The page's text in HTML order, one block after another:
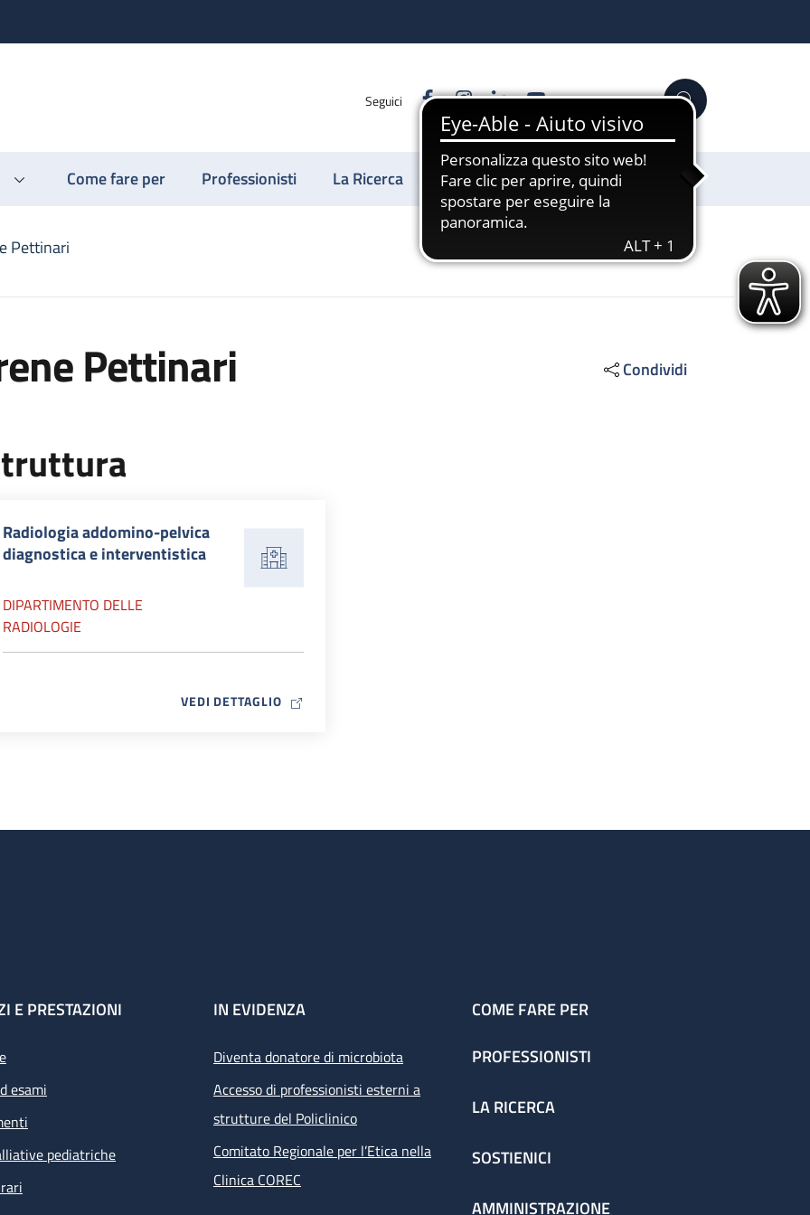
Seguici FacebookInstagram
LinkedinYouTube Cerca
Come fare per Professionisti La Ricerca Sostienici
Pettinari
Pettinari Condividi
Radiologia addomino-pelvica
diagnostica e interventistica
DIPARTIMENTO DELLE
RADIOLOGIE
VEDI DETTAGLIOMAP ICON
E PRESTAZIONI
esami
pediatriche
IN EVIDENZA
Diventa donatore di microbiota
Accesso di professionisti esterni a
strutture del Policlinico
Comitato Regionale per l’Etica nella
Clinica COREC
COME FARE PER
PROFESSIONISTI
LA RICERCA
SOSTIENICI
AMMINISTRAZIONE